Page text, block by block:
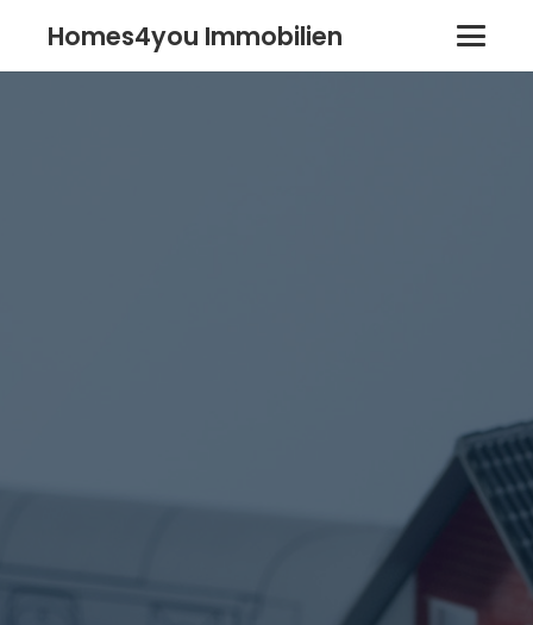
Homes4you Immobilien